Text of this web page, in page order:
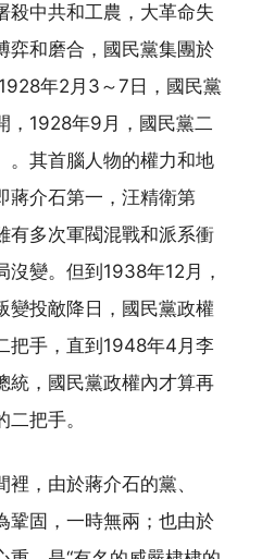
殺中共和工農，大革命失
弈和磨合，國民黨集團於
年2月3～7日，國民黨
，1928年9月，國民黨二
。其首腦人物的權力和地
蔣介石第一，汪精衛第
有多次軍閥混戰和派系衝
沒變。但到1938年12月，
變投敵降日，國民黨政權
把手，直到1948年4月李
統，國民黨政權內才算再
把手。
，由於蔣介石的黨、
鞏固，一時無兩；也由於